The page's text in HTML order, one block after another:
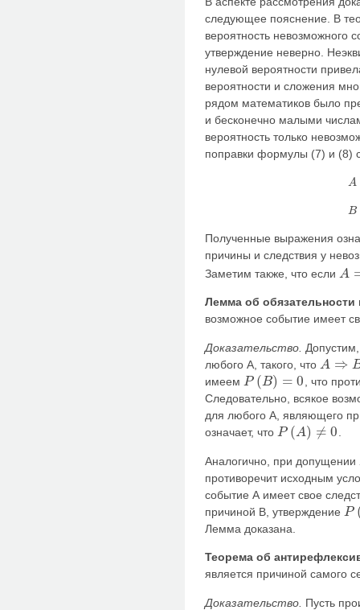
следующее пояснение. В
вероятность невозможного
утверждение неверно.
нулевой вероятности
вероятности и сложения
рядом математиков было
и бесконечно малыми
вероятность только
поправки формулы (7) и (8)
A
A=
B
B=
Полученные выражения
причины и следствия у
Заметим также, что если A
A= B
Лемма об
возможное событие имеет
Доказательство.
любого А, такого, что A ⇒
A⇒ B
имеем P (B) = 0
P(B )=0
, что
Следовательно, всякое
для любого А, являющего
означает, что P (A) ≠ 0
P(A )≠0
Аналогично, при допущении
противоречит исходным
событие А имеет свое
причиной В, утверждение P
P(A
Лемма доказана.
Теорема об
является причиной самого
Доказательство. Пусть